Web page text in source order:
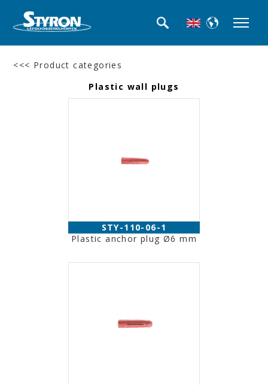
<<< Product categories
Plastic wall plugs
STY-110-06-1
Plastic anchor plug Ø6 mm